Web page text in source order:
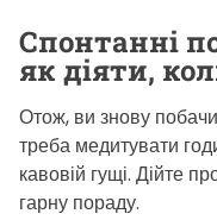
Спонтанні
як діяти,
Отож, ви знову
треба медитувати
кавовій гущі. Дійте
гарну пораду.